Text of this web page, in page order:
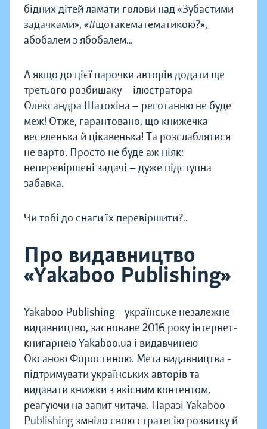
бідних дітей ламати голови над «Зубастими
задачками», «#щотакематематикою?»,
абобалем з ябобалем…
А якщо до цієї парочки авторів додати ще
третього розбишаку — ілюстратора
Олександра Шатохіна — реготанню не буде
меж! Отже, гарантовано, що книжечка
веселенька й цікавенька! Та розслаблятися
не варто. Просто не буде аж ніяк:
неперевіршені задачі — дуже підступна
забавка.
Чи тобі до снаги їх перевіршити?..
Про видавництво
«Yakaboo Publishing»
Yakaboo Publishing - українське незалежне
видавництво, засноване 2016 року інтернет-
книгарнею Yakaboo.ua і видавчинею
Оксаною Форостиною. Мета видавництва -
підтримувати українських авторів та
видавати книжки з якісним контентом,
реагуючи на запит читача. Наразі Yakaboo
Publishing змніло свою стратегію розвитку й